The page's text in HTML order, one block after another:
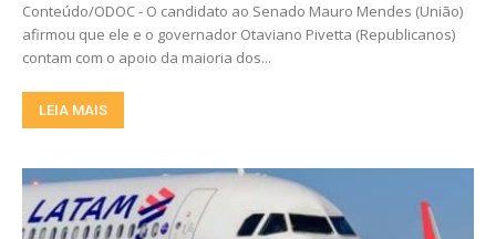
Conteúdo/ODOC - O candidato ao Senado Mauro Mendes (União)
afirmou que ele e o governador Otaviano Pivetta (Republicanos)
contam com o apoio da maioria dos...
LEIA MAIS